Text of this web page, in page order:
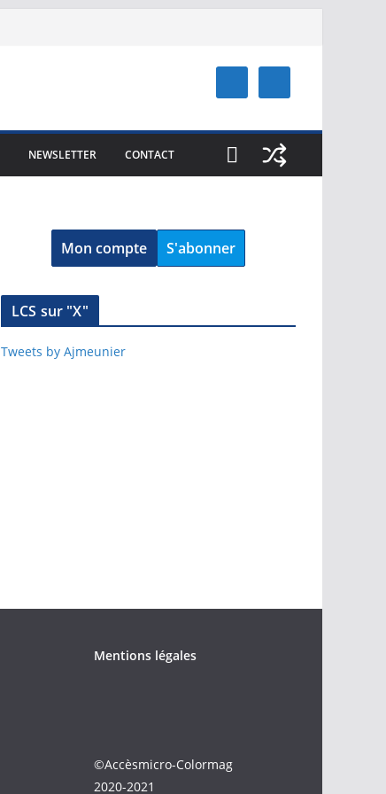
NEWSLETTER CONTACT
Mon compte S'abonner
LCS sur "X"
Tweets by Ajmeunier
Mentions légales
©Accèsmicro-Colormag
2020-2021